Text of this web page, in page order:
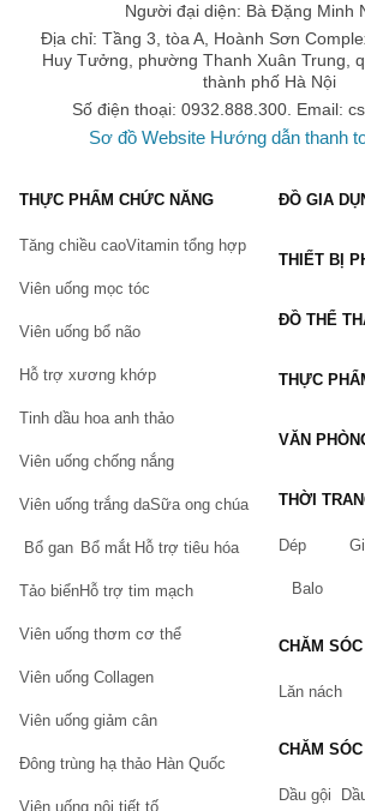
Những cuốn sách ngoại ngữ hay mà bạn
Học Nhanh Nhớ Lâu 1500 Từ Vựng
28 Ngày Tự Học Tiếng Nhật Cho
Mindmap English Vocabulary -Từ
Ngữ Pháp Và Giải Thích Ngữ Pháp
Những cuốn sách thiếu nhi hay mà bạn
Combo 9 Cuốn Sách Gieo Mầm Tính
TGXQ 300 Thẻ) Glenn Doman
Thư Viện Hình Ảnh Đầu Tiên Cho Bé
Combo 5 cuốn Ehon Song Ngữ Anh -
Mua sản phẩm sách truyện chính
phòng phẩm đang được bán tại Sàn
Bạn có thể mua trực tiếp trên website
hotline:
Hotline: 0932.888.300
Email: cskh@chiaki.vn
Địa chỉ: Tầng 3, tòa A, Hoành Sơn
Người đại diện: Bà Đặng Minh
Địa chỉ: Tầng 3, tòa A, Hoành Sơn
Huy Tưởng, phường Thanh Xuân Trung,
thành phố Hà Nội
Số điện thoại: 0932.888.300. Email:
Sơ đồ Website Hướng dẫn thanh
THỰC PHẨM CHỨC NĂNG
Tăng chiều caoVitamin tổng hợp
Viên uống mọc tóc
Viên uống bổ não
Hỗ trợ xương khớp
Tinh dầu hoa anh thảo
Viên uống chống nắng
Viên uống trắng daSữa ong chúa
Bổ gan Bổ mắt Hỗ trợ tiêu hóa
Tảo biểnHỗ trợ tim mạch
Viên uống thơm cơ thể
Viên uống Collagen
Viên uống giảm cân
Đông trùng hạ thảo Hàn Quốc
Viên uống nội tiết tố
ĐỒ GIA
THIẾT BỊ
ĐỒ THỂ
THỰC
VĂN
THỜI
Dép
Balo
CHĂM
Lăn nách
CHĂM
Dầu gội